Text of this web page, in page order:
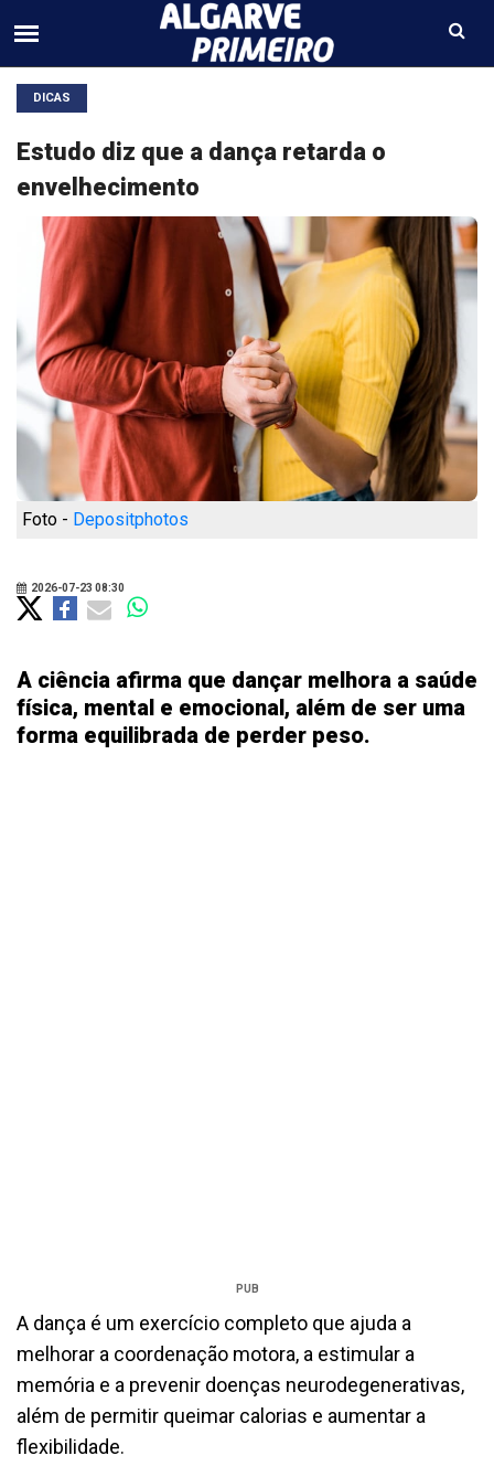
DICAS
Estudo diz que a dança retarda o
envelhecimento
Foto - Depositphotos
2026-07-23 08:30
A ciência afirma que dançar melhora a saúde
física, mental e emocional, além de ser uma
forma equilibrada de perder peso.
PUB
A dança é um exercício completo que ajuda a
melhorar a coordenação motora, a estimular a
memória e a prevenir doenças neurodegenerativas,
além de permitir queimar calorias e aumentar a
flexibilidade.